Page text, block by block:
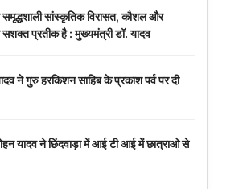
समृद्धशाली सांस्कृतिक विरासत, कौशल और
सशक्त प्रतीक है : मुख्यमंत्री डॉ. यादव
ने गुरु हरकिशन साहिब के प्रकाश पर्व पर दी
यादव ने छिंदवाड़ा में आई टी आई में छात्राओ से